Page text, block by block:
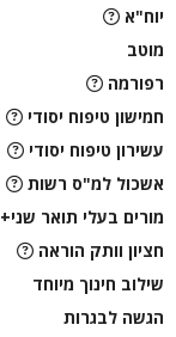
יוח"א
מוטב
רפורמה
חמישון טיפוח יסודי
עשירון טיפוח יסודי
אשכול למ"ס רשות
מורים בעלי תואר שני+
חציון וותק הוראה
שילוב חינוך מיוחד
הגשה לבגרות